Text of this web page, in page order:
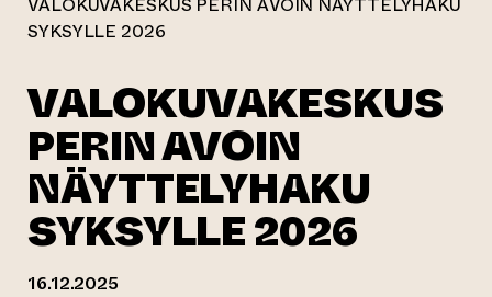
SYKSYLLE 2026
VALOKUVAKESKUS
PERIN AVOIN
NÄYTTELYHAKU
SYKSYLLE 2026
16.12.2025